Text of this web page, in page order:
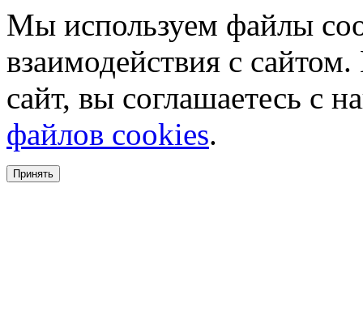
Мы используем файлы
взаимодействия с
сайт, вы соглашаетесь с
файлов cookies.
Принять